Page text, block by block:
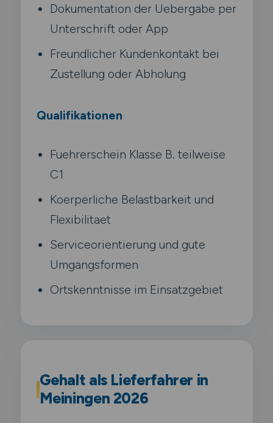
Dokumentation der Uebergabe per
Unterschrift oder App
Freundlicher Kundenkontakt bei
Zustellung oder Abholung
Qualifikationen
Fuehrerschein Klasse B. teilweise
C1
Koerperliche Belastbarkeit und
Flexibilitaet
Serviceorientierung und gute
Umgangsformen
Ortskenntnisse im Einsatzgebiet
Gehalt als Lieferfahrer in
Meiningen 2026